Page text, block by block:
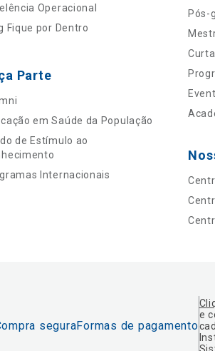
Operacional
Fique por Dentro
Parte
em Saúde da População
de Estímulo ao
Internacionais
Pós-
seguraFormas de pagamento
e